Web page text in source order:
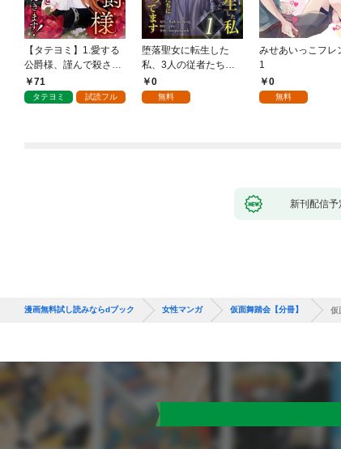
【タテヨミ】1.愛する
公爵様、謹んで殺させ
ていただきます！
71
タテヨミ 試読フル
堕落聖女に転生した
私、3人の従者たちに
抱かれて困ってます 第
1話
0
無料
みせあいっこフレ
1
0
無料
新刊配信予
漫画無料試し読みならdブック 女性マンガ 仮面舞踏会【分冊】 仮